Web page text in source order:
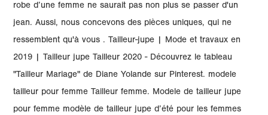
robe d’une femme ne saurait pas non plus se passer d'un
jean. Aussi, nous concevons des pièces uniques, qui ne
ressemblent qu'à vous . Tailleur-jupe | Mode et travaux en
2019 | Tailleur jupe Tailleur 2020 - Découvrez le tableau
"Tailleur Mariage" de Diane Yolande sur Pinterest. modele
tailleur pour femme Tailleur femme. Modele de tailleur jupe
pour femme modèle de tailleur jupe d’été pour les femmes